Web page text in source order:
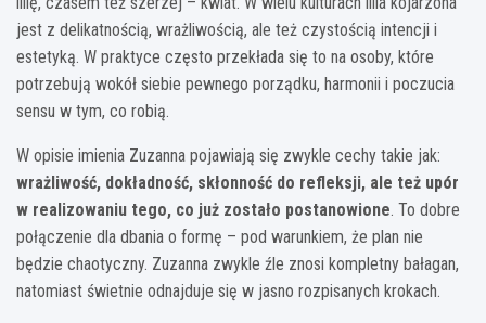
jest z delikatnością, wrażliwością, ale też czystością intencji i
estetyką. W praktyce często przekłada się to na osoby, które
potrzebują wokół siebie pewnego porządku, harmonii i poczucia
sensu w tym, co robią.
W opisie imienia Zuzanna pojawiają się zwykle cechy takie jak:
wrażliwość, dokładność, skłonność do refleksji, ale też upór
w realizowaniu tego, co już zostało postanowione. To dobre
połączenie dla dbania o formę – pod warunkiem, że plan nie
będzie chaotyczny. Zuzanna zwykle źle znosi kompletny bałagan,
natomiast świetnie odnajduje się w jasno rozpisanych krokach.